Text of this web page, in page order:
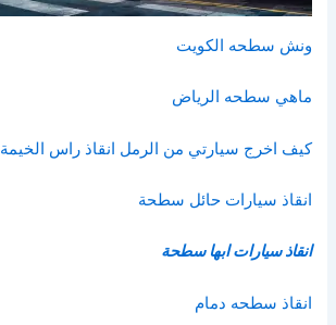
ونش سطحه الكويت
ماهي سطحه الرياض
كيف اخرج سيارتي من الرمل انقاذ راس الخيمة
انقاذ سيارات حائل سطحة
انقاذ سيارات ابها سطحة
انقاذ سطحه دمام